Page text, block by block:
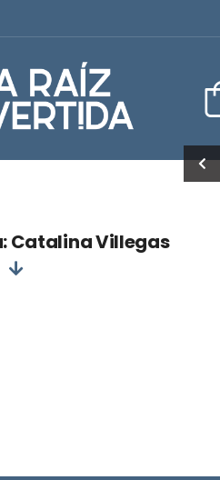
Catalina Villegas